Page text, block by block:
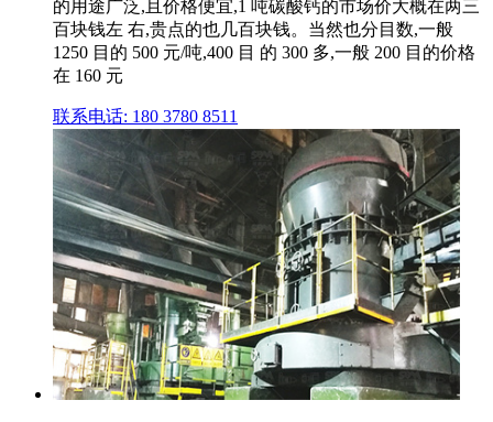
的用途广泛,且价格便宜,1 吨碳酸钙的市场价大概在两三
百块钱左 右,贵点的也几百块钱。当然也分目数,一般
1250 目的 500 元/吨,400 目 的 300 多,一般 200 目的价格
在 160 元
联系电话: 180 3780 8511